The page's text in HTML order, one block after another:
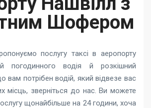
Шофером
послугу таксі в аеропорту
погодинного водія й розкішний
вам потрібен водій, який відвезе вас
місць, зверніться до нас. Ви можете
щонайбільше на 24 години, хоча